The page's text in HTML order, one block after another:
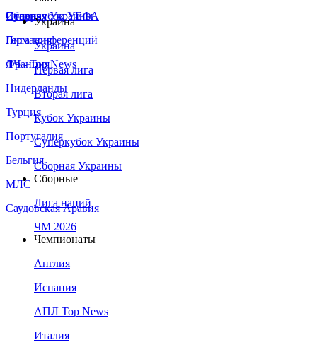
Сборная Украины
Италия
Германия
Франция
Нидерланды
Турция
Португалия
Бельгия
МЛС
Саудовская Аравия
Суперкубок УЕФА
Лига конференций
ЛЧ - Top News
Украина
Украина
Первая лига
Вторая лига
Кубок Украины
Суперкубок Украины
Сборная Украины
Сборные
Лига наций
ЧМ 2026
Чемпионаты
Англия
Испания
АПЛ Top News
Италия